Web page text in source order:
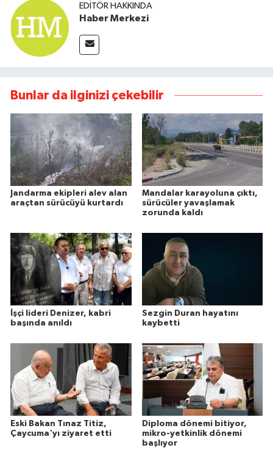
EDITÖR HAKKINDA
Haber Merkezi
Bunlar da ilginizi çekebilir
Jandarma ekipleri alev alan
araçtan sürücüyü kurtardı
Mandalar karayoluna çıktı,
sürücüler yavaşlamak
zorunda kaldı
İşçi lideri Denizer, kabri
başında anıldı
Sezgin Duran hayatını
kaybetti
Eski Bakan Tınaz Titiz,
Çaycuma'yı ziyaret etti
Diploma dönemi bitiyor,
mikro-yetkinlik dönemi
başlıyor